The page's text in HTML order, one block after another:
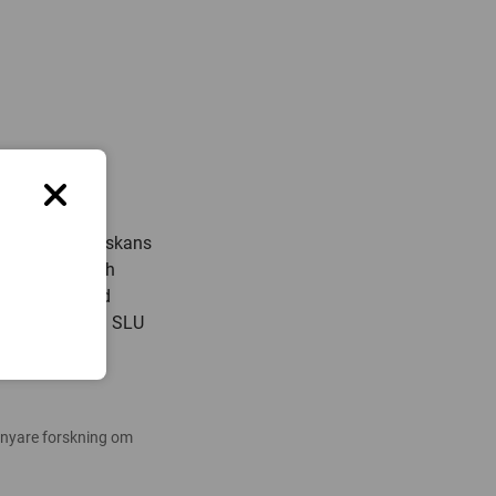
och människans
och
landet med
Uppsala. SLU
kronor.
forskning om